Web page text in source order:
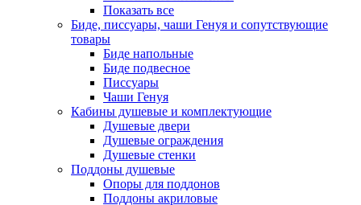
Показать все
Биде, писсуары, чаши Генуя и сопутствующие
товары
Биде напольные
Биде подвесное
Писсуары
Чаши Генуя
Кабины душевые и комплектующие
Душевые двери
Душевые ограждения
Душевые стенки
Поддоны душевые
Опоры для поддонов
Поддоны акриловые